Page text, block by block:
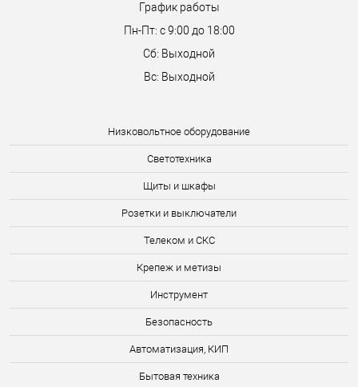
Низковольтное оборудование
Светотехника
Щиты и шкафы
Розетки и выключатели
Телеком и СКС
Крепеж и метизы
Инструмент
Безопасность
Автоматизация, КИП
Бытовая техника
График работы
Пн-Пт: с 9:00 до 18:00
Сб: Выходной
Вс: Выходной